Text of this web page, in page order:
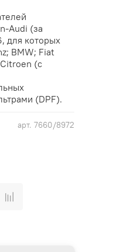
арт. 7660/8972
Audi (за
для которых
BMW; Fiat
(с
(DPF).